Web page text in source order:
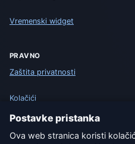
Vremenski widget
PRAVNO
Zaštita privatnosti
Kolačići
Uvjeti korištenja
Postavke pristanka
Ova web stranica koristi